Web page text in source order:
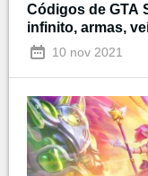
Códigos de GTA
infinito, armas,
10 nov 2021